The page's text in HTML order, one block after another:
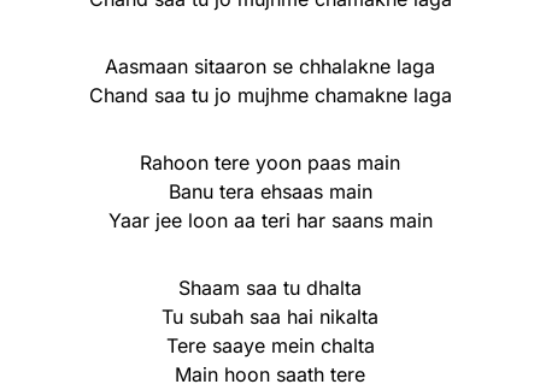
Aasmaan sitaaron se chhalakne laga
Chand saa tu jo mujhme chamakne laga
Rahoon tere yoon paas main
Banu tera ehsaas main
Yaar jee loon aa teri har saans main
Shaam saa tu dhalta
Tu subah saa hai nikalta
Tere saaye mein chalta
Main hoon saath tere